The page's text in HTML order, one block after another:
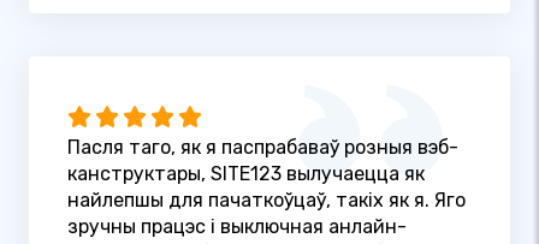
Пасля таго, як я паспрабаваў розныя вэб-
канструктары, SITE123 вылучаецца як
найлепшы для пачаткоўцаў, такіх як я. Яго
зручны працэс і выключная анлайн-